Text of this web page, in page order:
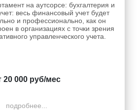
на аутсорсе: бухгалтерия и
весь финансовый учет будет
и профессионально, как он
в организациях с точки зрения
управленческого учета.
20 000 руб/мес
подробнее...